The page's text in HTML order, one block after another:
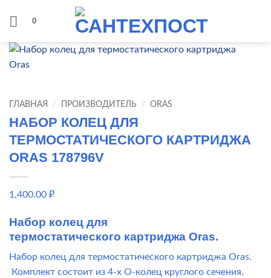
0
ГЛАВНАЯ / ПРОИЗВОДИТЕЛЬ / ORAS
НАБОР КОЛЕЦ ДЛЯ
ТЕРМОСТАТИЧЕСКОГО КАРТРИДЖА
ORAS 178796V
1,400.00 ₽
Набор колец для
термостатического картриджа Oras.
Набор колец для термостатического картриджа Oras.
Комплект состоит из 4-х О-колец круглого сечения.